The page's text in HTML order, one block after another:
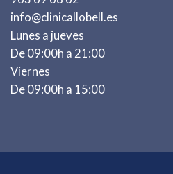
info@clinicallobell.es
Lunes a jueves
De 09:00h a 21:00
Viernes
De 09:00h a 15:00